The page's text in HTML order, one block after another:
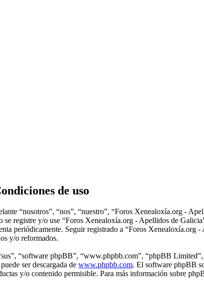
de uso
“nosotros”, “nos”, “nuestro”, “Foros Xenealoxía.org -
registre y/o use “Foros Xenealoxía.org - Apellidos de
periódicamente. Seguir registrado a “Foros Xenealoxía.org
y/o reformados.
“software phpBB”, “www.phpbb.com”, “phpBB
ser descargada de www.phpbb.com. El software phpBB
y/o contenido permisible. Para más información sobre